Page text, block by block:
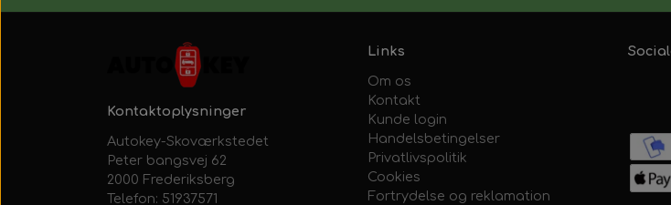
Kontaktoplysninger
Autokey-Skoværkstedet
Peter bangsvej 62
2000 Frederiksberg
Telefon: 51937571
Links
Om os
Kontakt
Kunde login
Handelsbetingelser
Privatlivspolitik
Cookies
Fortrydelse og reklamation